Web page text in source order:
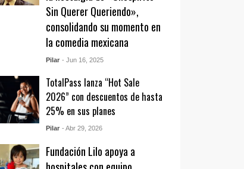
Sin Querer Queriendo»,
consolidando su momento en
la comedia mexicana
Pilar - Jun 16, 2025
TotalPass lanza “Hot Sale
2026” con descuentos de hasta
25% en sus planes
Pilar - Abr 29, 2026
Fundación Lilo apoya a